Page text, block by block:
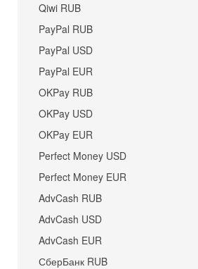
Qiwi RUB
PayPal RUB
PayPal USD
PayPal EUR
OKPay RUB
OKPay USD
OKPay EUR
Perfect Money USD
Perfect Money EUR
AdvCash RUB
AdvCash USD
AdvCash EUR
СберБанк RUB